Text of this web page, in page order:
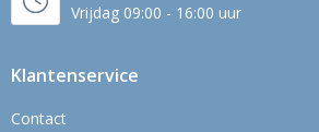
Vrijdag 09:00 - 16:00 uur
Klantenservice
Contact